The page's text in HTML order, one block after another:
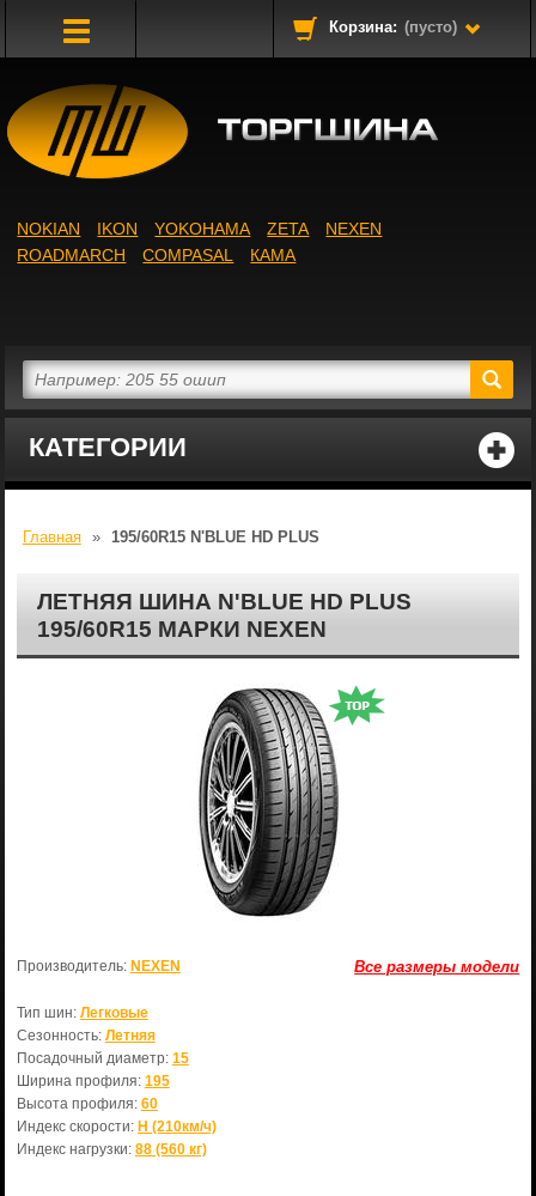
Корзина: (пусто)
КАТЕГОРИИ
NOKIAN IKON YOKOHAMA ZETA
NEXEN
ROADMARCH
COMPASAL КАМА
Главная » 195/60R15 N'BLUE HD PLUS
ЛЕТНЯЯ ШИНА N'BLUE HD PLUS
195/60R15 МАРКИ NEXEN
Все размеры модели
Производитель: NEXEN
Тип шин: Легковые
Сезонность: Летняя
Посадочный диаметр: 15
Ширина профиля: 195
Высота профиля: 60
Индекс скорости: H (210км/ч)
Индекс нагрузки: 88 (560 кг)